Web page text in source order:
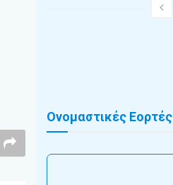
Ονομαστικές Εορτές